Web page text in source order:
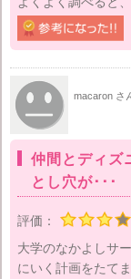
macaron さ
仲間とディズ
とし穴が･･･
評価：
大学のなかよしサ
にいく計画をたて